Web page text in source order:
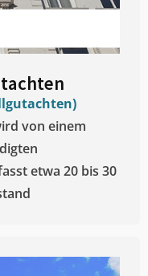
von einem
etwa 20 bis 30